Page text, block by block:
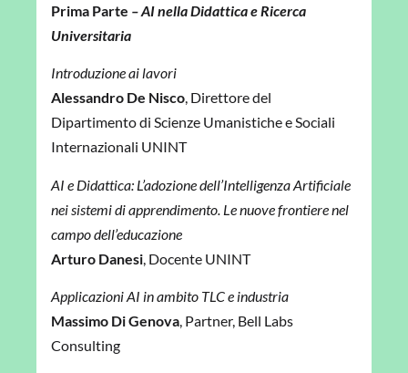
Prima Parte –AI nella Didattica e Ricerca
Universitaria
Introduzione ai lavori
Alessandro De Nisco, Direttore del
Dipartimentodi Scienze Umanistiche e Sociali
Internazionali UNINT
AI e Didattica: L’adozione dell’Intelligenza Artificiale
nei sistemi di apprendimento. Le nuove frontiere nel
campo dell’educazione
Arturo Danesi , Docente UNINT
Applicazioni AI in ambito TLC e industria
Massimo Di Genova, Partner, Bell Labs
Consulting